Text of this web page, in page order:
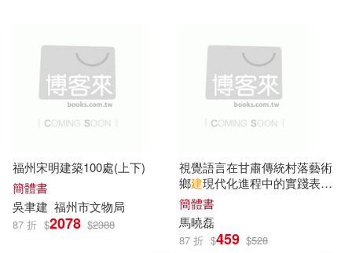
Insights(1)
NoMaDoS 建築創作團隊(1)
Walis Nokan(1) [元]王與(1)
[德]漢內洛蕾·克里斯(1)
合肥工業大學出版社(3)
大千(3)
小牛頓(3) 山東人民出版社(3)
東立(3)
福州宋明建築100處(上下)
簡體書
吳聿建 福州市文物局
87 折 $2078 $2388
視覺語言在甘肅傳統村落藝術
鄉建現代化進程中的實踐表現
研究
簡體書
馬曉磊
87 折 $459 $528